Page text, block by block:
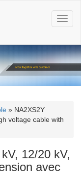
T
o
g
l
n
a
g
o
» NA2XS2Y
voltage cable with
12/20 kV,
avec